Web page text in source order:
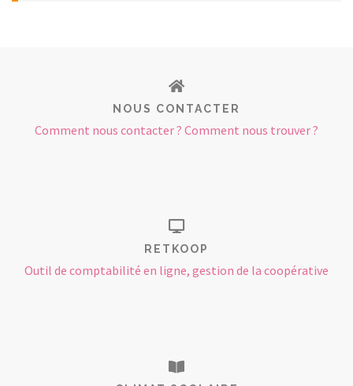
NOUS CONTACTER
Comment nous contacter ? Comment nous trouver ?
RETKOOP
Outil de comptabilité en ligne, gestion de la coopérative